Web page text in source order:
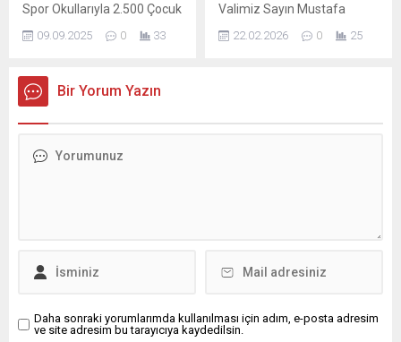
başındayken silahlı...
Spor Okullarıyla 2.500 Çocuk
Belediyesi Gençlik ve Spor
düzenlediği ücretsiz spor
okulları bu yaz büyük bir
14 ayrı spor dalında eğitim
09.09.2025 0 33
Valimiz Sayın Mustafa
bereketini, dayanışma ve
Yavuz, iş yerlerinde...
22.02.2026 0 25
Bir Yorum Yazın
Daha sonraki yorumlarımda kullanılması için adım, e-posta adresim
ve site adresim bu tarayıcıya kaydedilsin.